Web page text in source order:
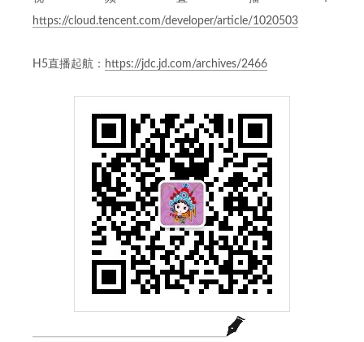
https://cloud.tencent.com/developer/article/1020503
H5直播起航： https://jdc.jd.com/archives/2466